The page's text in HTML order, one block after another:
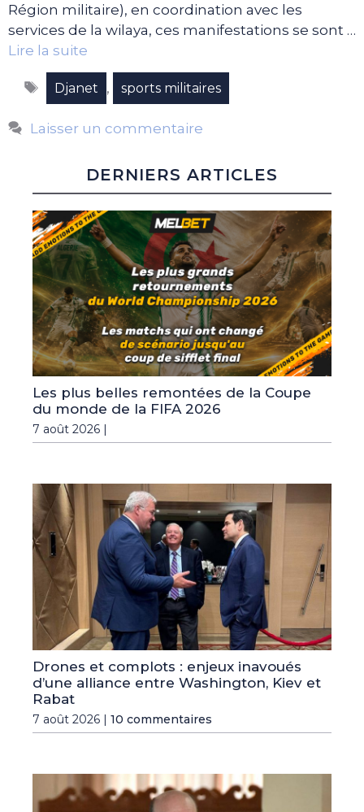
Région militaire), en coordination avec les
services de la wilaya, ces manifestations se sont …
Lire la suite
Étiquettes
Djanet , sports militaires
Laisser un commentaire
DERNIERS ARTICLES
Les plus belles remontées de la Coupe
du monde de la FIFA 2026
7 août 2026 |
Drones et complots : enjeux inavoués
d’une alliance entre Washington, Kiev et
Rabat
7 août 2026 | 10 commentaires